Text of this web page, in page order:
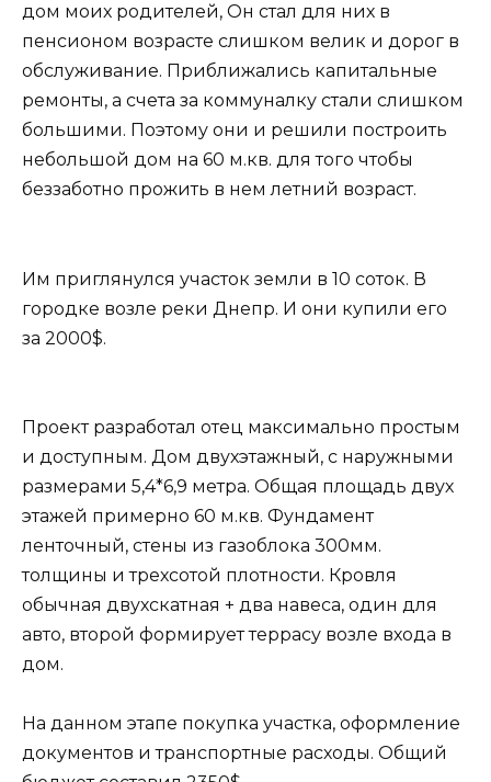
дом моих родителей, Он стал для них в
пенсионом возрасте слишком велик и дорог в
обслуживание. Приближались капитальные
ремонты, а счета за коммуналку стали слишком
большими. Поэтому они и решили построить
небольшой дом на 60 м.кв. для того чтобы
беззаботно прожить в нем летний возраст.
Им приглянулся участок земли в 10 соток. В
городке возле реки Днепр. И они купили его
за 2000$.
Проект разработал отец максимально простым
и доступным. Дом двухэтажный, с наружными
размерами 5,4*6,9 метра. Общая площадь двух
этажей примерно 60 м.кв. Фундамент
ленточный, стены из газоблока 300мм.
толщины и трехсотой плотности. Кровля
обычная двухскатная + два навеса, один для
авто, второй формирует террасу возле входа в
дом.
На данном этапе покупка участка, оформление
документов и транспортные расходы. Общий